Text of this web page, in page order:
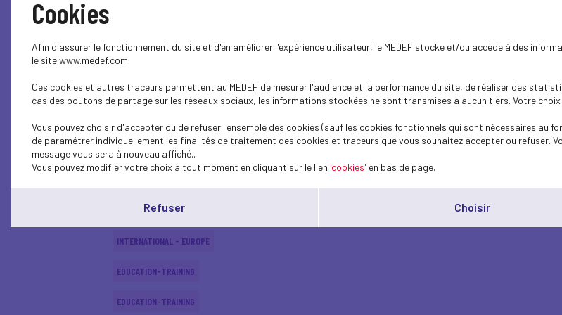
SOCIAL
SOCIAL
EDUCATION-TRAINING
ECONOMY
INTERNATIONAL - EUROPE
EDUCATION-TRAINING
EDUCATION-TRAINING
Cookies
Afin d'assurer le fonctionnement du site et d'en améliorer l'expérience utilisateur, le MEDEF stocke et/ou accède à des
le site www.medef.com.
Ces cookies et autres traceurs permettent au MEDEF de mesurer l'audience et la performance du site, de réaliser des
cas des boutons de partage sur les réseaux sociaux, les informations stockées ne sont transmises à aucun tiers. Votre
Vous pouvez choisir d'accepter ou de refuser l'ensemble des cookies (sauf les cookies fonctionnels qui sont nécessaires au
de paramétrer individuellement les finalités de traitement des cookies et traceurs que vous souhaitez accepter ou refuser.
message vous sera à nouveau affiché..
Vous pouvez modifier votre choix à tout moment en cliquant sur le lien 'cookies' en bas de page.
Refuser Choisir